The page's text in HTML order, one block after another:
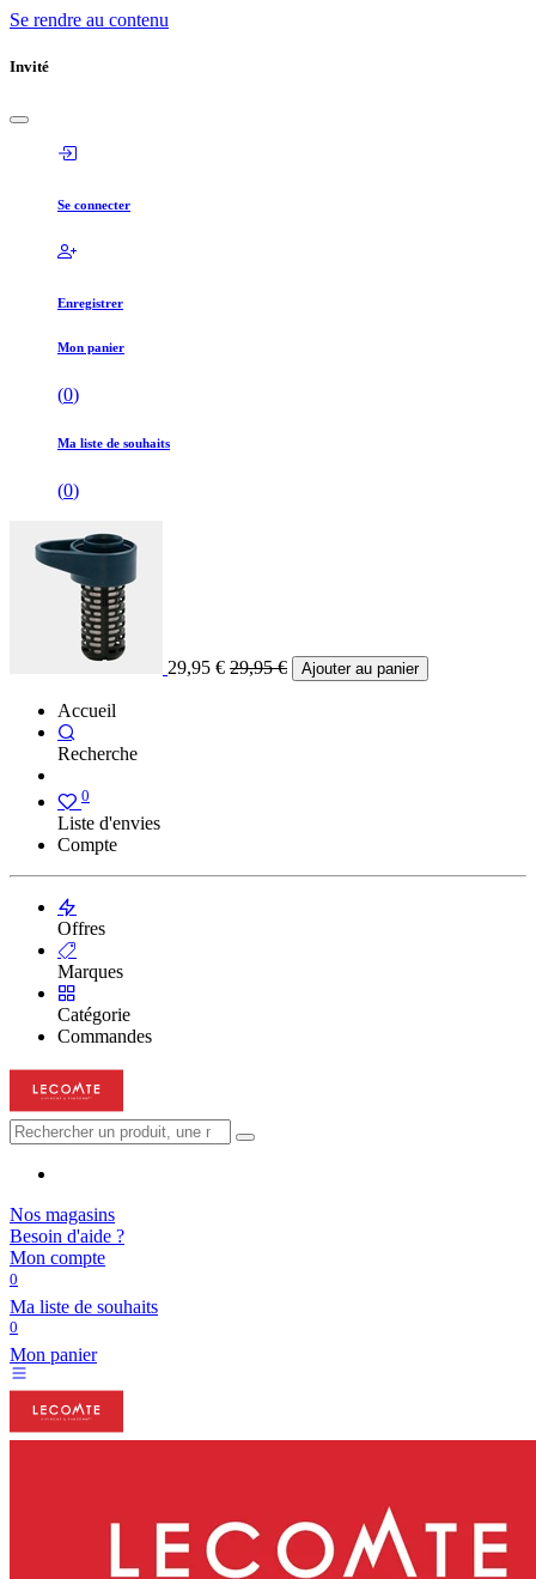
Se rendre au contenu
Invité
Se connecter
Enregistrer
Mon panier
(0)
Ma liste de souhaits
(0)
29,95 € 29,95€ Ajouter au panier
Accueil
Recherche
0
Liste d'envies
Compte
Offres
Marques
Catégorie
Commandes
Nos magasins
Besoin d'aide ?
Mon compte
0
Ma liste de souhaits
0
Mon panier